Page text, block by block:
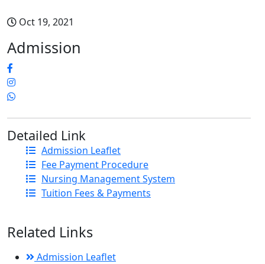
Oct 19, 2021
Admission
Detailed Link
Admission Leaflet
Fee Payment Procedure
Nursing Management System
Tuition Fees & Payments
Related Links
Admission Leaflet